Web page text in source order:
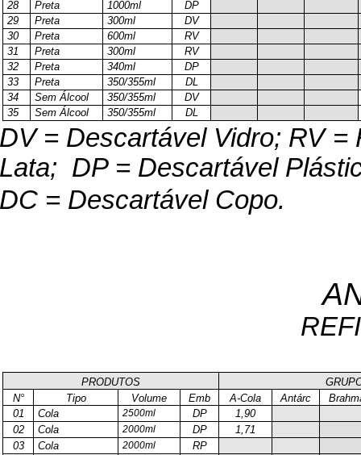
28 Preta 1000ml
DP
29
Preta 300ml
DV
30
Preta 600ml
RV
31
Preta 300ml
RV
32
Preta 340ml
DP
33
Preta 350/355ml
DL
34
Sem Álcool 350/355ml
DV
35
Sem Álcool 350/355ml DL
= Descartável Vidro; RV =
DP = Descartável
= Descartável Copo.
PRODUTOS
N°
Tipo Volume Emb A-Cola Antárc
01
Cola 2500ml DP
1,90
02
Cola 2000ml DP
1,71
03
Cola 2000ml
RP